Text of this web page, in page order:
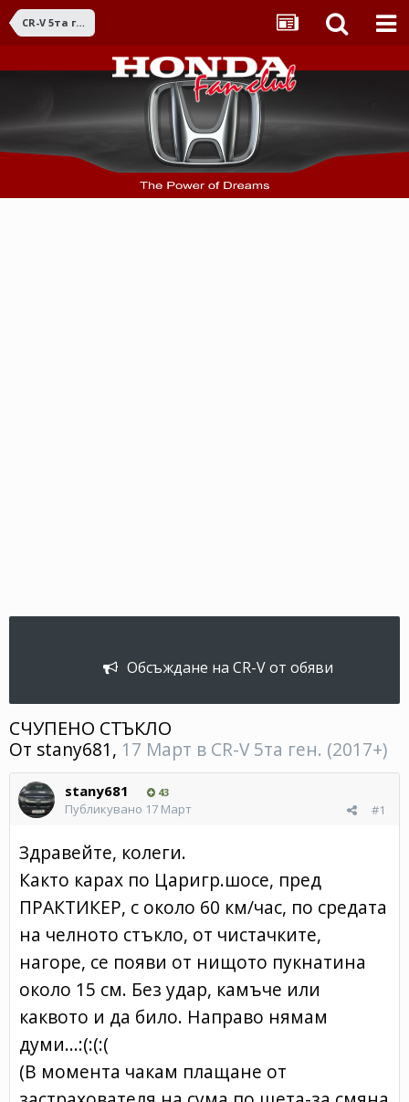
CR-V 5та ген. (2017+)
Обсъждане на CR-V от обяви
СЧУПЕНО СТЪКЛО
От stany681, 17 Март в CR-V 5та ген. (2017+)
stany681 43
#1
Публикувано 17 Март
Здравейте, колеги.
Както карах по Царигр.шосе, пред
ПРАКТИКЕР, с около 60 км/час, по средата
на челното стъкло, от чистачките,
нагоре, се появи от нищото пукнатина
около 15 см. Без удар, камъче или
каквото и да било. Направо нямам
думи...:(:(:(
(В момента чакам плащане от